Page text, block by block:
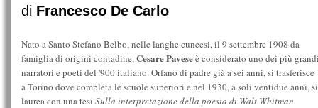
di Francesco De Carlo
Nato a Santo Stefano Belbo, nelle langhe cuneesi, il 9 settembre 1908 da
famiglia di origini contadine,Cesare Paveseè considerato uno dei più
narratori e poeti del '900 italiano. Orfano di padre già a sei anni, si trasferisce
a Torino dove completa le scuole superiori e nel 1930, a soli ventidue anni, si
laurea con una tesi Sulla interpretazione della poesia di Walt Whitman